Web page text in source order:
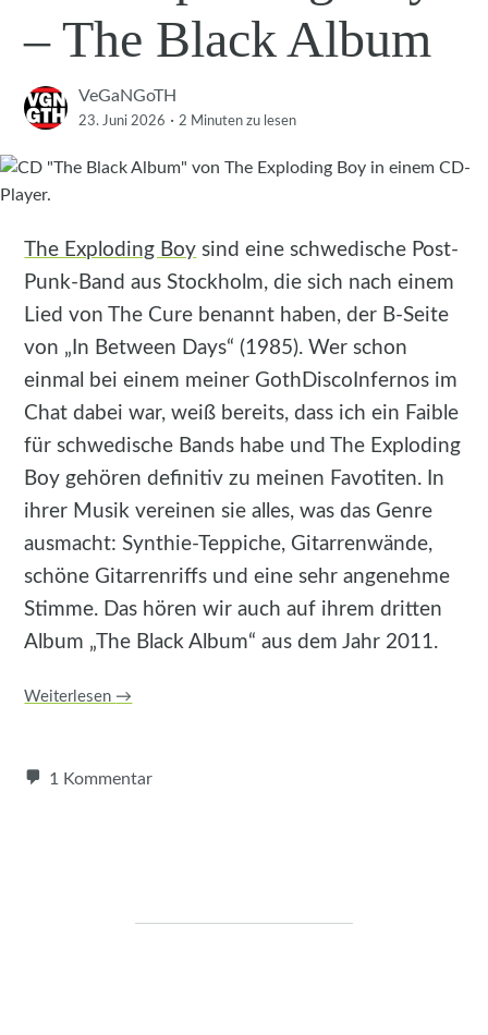
– The Black Album
VeGaNGoTH
23. Juni 2026 · 2 Minuten zu lesen
The Exploding Boy sind eine schwedische Post-
Punk-Band aus Stockholm, die sich nach einem
Lied von The Cure benannt haben, der B-Seite
von „In Between Days“ (1985). Wer schon
einmal bei einem meiner GothDiscoInfernos im
Chat dabei war, weiß bereits, dass ich ein Faible
für schwedische Bands habe und The Exploding
Boy gehören definitiv zu meinen Favotiten. In
ihrer Musik vereinen sie alles, was das Genre
ausmacht: Synthie-Teppiche, Gitarrenwände,
schöne Gitarrenriffs und eine sehr angenehme
Stimme. Das hören wir auch auf ihrem dritten
Album „The Black Album“ aus dem Jahr 2011.
Weiterlesen →
1 Kommentar